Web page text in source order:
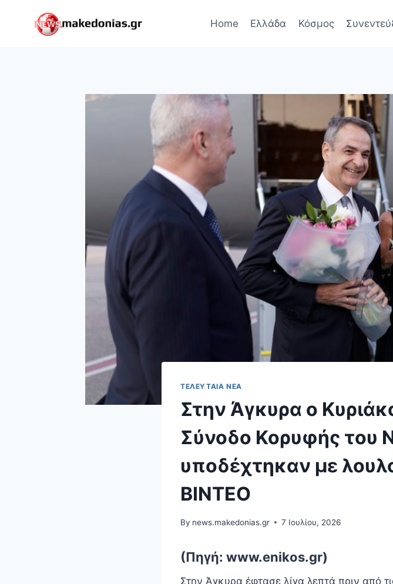
Home Ελλάδα Κόσμος
ΤΕΛΕΥΤΑΊΑ ΝΈΑ
Στην Άγκυρα ο
Σύνοδο Κορυφής του
υποδέχτηκαν με
ΒΙΝΤΕΟ
By news.makedonias.gr 7 Ιουλίου, 2026
(Πηγή: www.enikos.gr)
Στην Άγκυρα έφτασε λίγα λεπτά πριν από